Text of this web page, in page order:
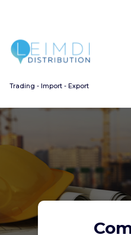
Trading - Import - Export